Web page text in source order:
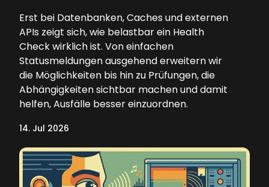
Erst bei Datenbanken, Caches und externen
APIs zeigt sich, wie belastbar ein Health
Check wirklich ist. Von einfachen
Statusmeldungen ausgehend erweitern wir
die Möglichkeiten bis hin zu Prüfungen, die
Abhängigkeiten sichtbar machen und damit
helfen, Ausfälle besser einzuordnen.
14. Jul 2026